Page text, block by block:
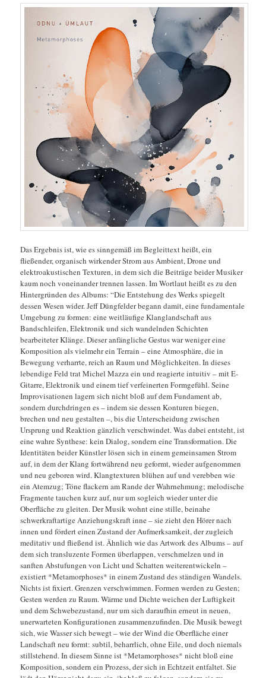
Das Ergebnis ist, wie es sinngemäß im Begleittext heißt, ein
fließender, organisch wirkender Strom aus Ambient, Drone und
elektroakustischen Texturen, in dem sich die Beiträge beider Musiker
kaum noch voneinander trennen lassen. Im Wortlaut heißt es zu den
Hintergründen des Albums: “Die Entstehung des Werks spiegelt
dessen Wesen wider. Jeff Düngfelder begann damit, eine fundamentale
Umgebung zu formen: eine weitläufige Klanglandschaft aus
Bandschleifen, Elektronik und sich wandelnden Schichten
bearbeiteter Klänge. Dieser anfängliche Gestus war weniger eine
Komposition als vielmehr ein Terrain – eine Atmosphäre, die in
Bewegung verharrte, reich an Raum und Möglichkeiten. In dieses
lebendige Feld trat Michel Mazza ein und reagierte intuitiv – mit E-
Gitarre, Elektronik und einem tief verfeinerten Formgefühl. Seine
Improvisationen lagern sich nicht bloß auf dem Fundament ab,
sondern durchdringen es – indem sie dessen Konturen biegen,
brechen und neu gestalten –, bis die Unterscheidung zwischen
Ursprung und Reaktion gänzlich verschwindet. Was dabei entsteht, ist
eine wahre Synthese: kein Dialog, sondern eine Transformation. Die
Identitäten beider Künstler lösen sich in einem gemeinsamen Strom
auf, in dem der Klang fortwährend neu geformt, wieder aufgenommen
und neu geboren wird. Klangtexturen blühen auf und verebben wie
ein Atemzug; Töne flackern am Rande der Wahrnehmung; melodische
Fragmente tauchen kurz auf, nur um sogleich wieder unter die
Oberfläche zu gleiten. Der Musik wohnt eine stille, beinahe
schwerkraftartige Anziehungskraft inne – sie zieht den Hörer nach
innen und fördert einen Zustand der Aufmerksamkeit, der zugleich
meditativ und fließend ist. Ähnlich wie das Artwork des Albums – auf
dem sich transluzente Formen überlappen, verschmelzen und in
sanften Abstufungen von Licht und Schatten weiterentwickeln –
existiert *Metamorphoses* in einem Zustand des ständigen Wandels.
Nichts ist fixiert. Grenzen verschwimmen. Formen werden zu Gesten;
Gesten werden zu Raum. Wärme und Dichte weichen der Luftigkeit
und dem Schwebezustand, nur um sich daraufhin erneut in neuen,
unerwarteten Konfigurationen zusammenzufinden. Die Musik bewegt
sich, wie Wasser sich bewegt – wie der Wind die Oberfläche einer
Landschaft neu formt: subtil, beharrlich, ohne Eile, und doch niemals
stillstehend. In diesem Sinne ist *Metamorphoses* nicht bloß eine
Komposition, sondern ein Prozess, der sich in Echtzeit entfaltet. Sie